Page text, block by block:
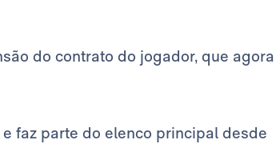
do contrato do jogador, que agora
faz parte do elenco principal desde